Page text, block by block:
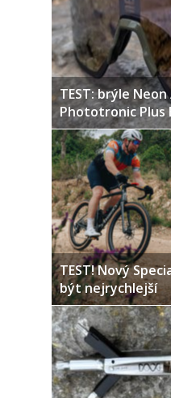
TEST: brýle
Phototronic Plus
TEST! Nový
být nejrychlejší